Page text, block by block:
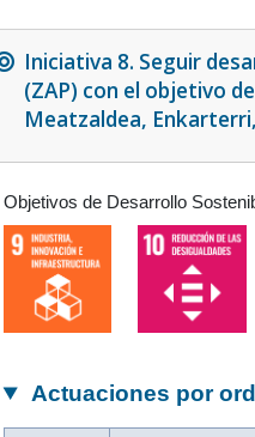
Iniciativa 8. Seguir
(ZAP) con el objetivo
Meatzaldea,
Objetivos de Desarrollo
Actuaciones por